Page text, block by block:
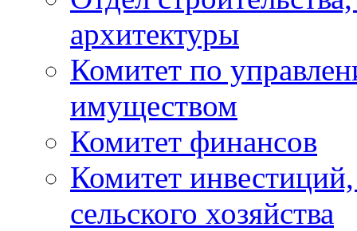
архитектуры
Комитет по
имуществом
Комитет финансов
Комитет
сельского хозяйства